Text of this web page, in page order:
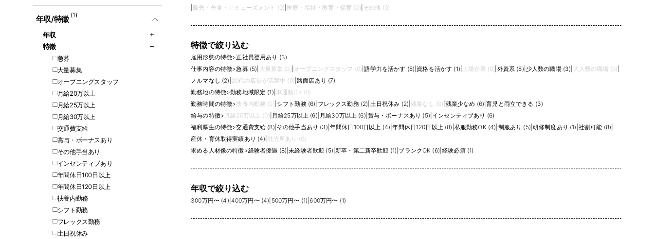
年収/特徵 (1)
年収
特徵
急募
大量募集
オープニングスタッフ
月給20万以上
月給25万以上
月給30万以上
交通費支給
賞与・ボーナスあり
その他手当あり
インセンティブあり
年間休日100日以上
年間休日120日以上
扶養内勤務
シフト勤務
フレックス勤務
土日祝休み
販売・外食・アミューズメント (0) 医療・福祉・教育・保育 (0) その他 (0)
特徴で絞り込む
雇用形態の特徴>正社員登用あり (3)
仕事内容の特徴>急募 (5) 大量募集 (0) オープニングスタッフ (0) |語学力を活かす (8) 資格を活かす (1) 上場企業 (0) 外資系 (8) 少人数の職場 (3) 大人数の職場 (0)
ノルマなし (2) 20代の店長が活躍中 (0) |路面店あり (7)
勤務地の特徴>勤務地域限定 (1) 車通勤OK (0)
勤務時間の特徴>扶養内勤務 (0) シフト勤務 (6) フレックス勤務 (2) 土日祝休み (2) |残業なし (0) 残業少なめ (6) |育児と両立できる (3)
給与の特徴> 月給20万以上 (0) 月給25万以上 (6) 月給30万以上 (6) 賞与・ボーナスあり (5) インセンティブあり (6)
福利厚生の特徴>交通費支給 (8) その他手当あり (3) 年間休日100日以上 (4) |年間休日120日以上 (8) 私服勤務OK (4) 制服あり (5) 研修制度あり (1) 社割可能 (8)
産休・育休取得実績あり (4) 託児所あり (0)
求める人材像の特徴>経験者優遇 (8) |未経験者歓迎 (5) |新卒・第二新卒歓迎 (1) ブランクOK (6) |経験必須 (1)
年収で絞り込む
300万円〜 (4) 400万円〜 (4) 500万円〜 (1) |600万円〜 (1)